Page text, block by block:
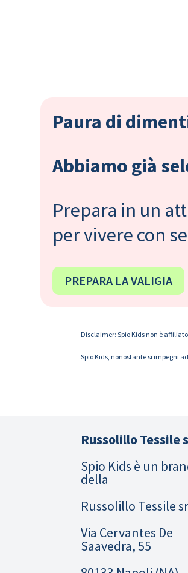
Paura di
Abbiamo già
Prepara in un
per vivere con
PREPARA LA VALIGIA
Disclaimer: Spio Kids non è
Spio Kids, nonostante si impegni
Russolillo Tessile
Spio Kids è un
della
Russolillo Tessile
Via Cervantes De
Saavedra, 55